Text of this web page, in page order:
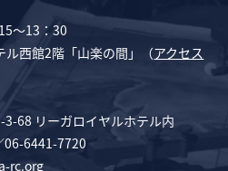
～13：30
ル西館2階「山楽の間」（アクセス
68 リーガロイヤルホテル内
6441-7720
rc.org